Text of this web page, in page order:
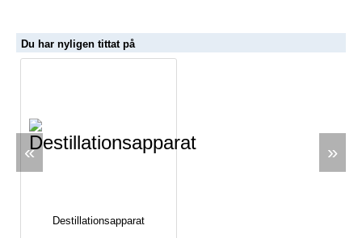
Du har nyligen tittat på
«
Destillationsapparat
»